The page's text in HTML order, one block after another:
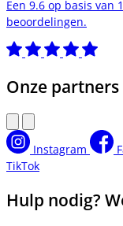
Een 9.6 op basis van
beoordelingen.
Onze partners
Instagram
TikTok
Hulp nodig?